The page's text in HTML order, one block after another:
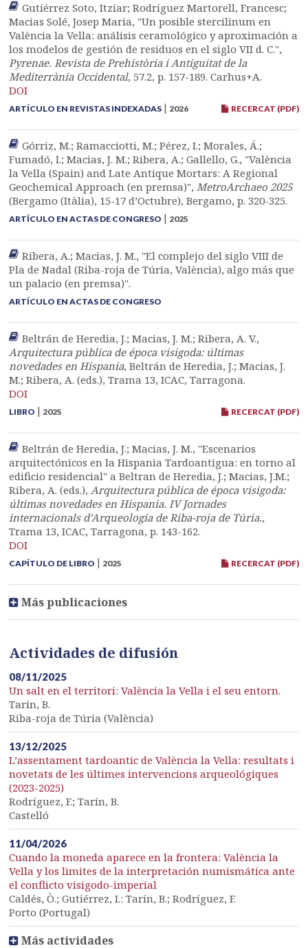
Gutiérrez Soto, Itziar; Rodríguez Martorell, Francesc;
Macias Solé, Josep Maria, "Un posible stercilinum en
València la Vella: análisis ceramológico y aproximación a
los modelos de gestión de residuos en el siglo VII d. C.",
Pyrenae. Revista de Prehistòria i Antiguitat de la
Mediterrània Occidental, 57.2, p. 157-189. Carhus+A.
DOI
RECERCAT (PDF)
ARTÍCULO EN REVISTAS INDEXADAS | 2026
Górriz, M.; Ramacciotti, M.; Pérez, I.; Morales, Á.;
Fumadó, I.; Macias, J. M.; Ribera, A.; Gallello, G., "València
la Vella (Spain) and Late Antique Mortars: A Regional
Geochemical Approach (en premsa)",MetroArchaeo 2025
(Bergamo (Itàlia), 15-17 d’Octubre), Bergamo, p. 320-325.
ARTÍCULO EN ACTAS DE CONGRESO | 2025
Ribera, A.; Macias, J. M., "El complejo del siglo VIII de
Pla de Nadal (Riba-roja de Túria, València), algo más que
un palacio (en premsa)".
ARTÍCULO EN ACTAS DE CONGRESO
Beltrán de Heredia, J.; Macias, J. M.; Ribera, A. V.,
Arquitectura pública de época visigoda: últimas
novedades en Hispania, Beltrán de Heredia, J.; Macias, J.
M.; Ribera, A. (eds.), Trama 13, ICAC, Tarragona.
DOI
RECERCAT (PDF)
LIBRO | 2025
Beltrán de Heredia, J.; Macias, J. M., "Escenarios
arquitectónicos en la Hispania Tardoantigua: en torno al
edificio residencial" a Beltran de Heredia, J.; Macias, J.M.;
Ribera, A. (eds.),Arquitectura pública de época visigoda:
últimas novedades en Hispania. IV Jornades
internacionals d’Arqueologia de Riba-roja de Túria.,
Trama 13, ICAC, Tarragona, p. 143-162.
DOI
RECERCAT (PDF)
CAPÍTULO DE LIBRO | 2025
Más publicaciones
Actividades de difusión
08/11/2025
Un salt en el territori: València la Vella i el seu entorn.
Tarín, B.
Riba-roja de Túria (València)
13/12/2025
L’assentament tardoantic de València la Vella: resultats i
novetats de les últimes intervencions arqueológiques
(2023-2025)
Rodríguez, F.; Tarín, B.
Castelló
11/04/2026
Cuando la moneda aparece en la frontera: València la
Vella y los limites de la interpretación numismática ante
el conflicto visigodo-imperial
Caldés, Ò.; Gutiérrez, I.: Tarín, B.; Rodríguez, F.
Porto (Portugal)
Más actividades